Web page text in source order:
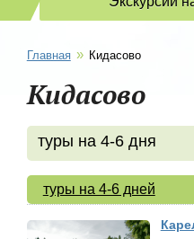
Главная » Кидасово
Кидасово
туры на 4-6 дня
туры на 4-6 дней